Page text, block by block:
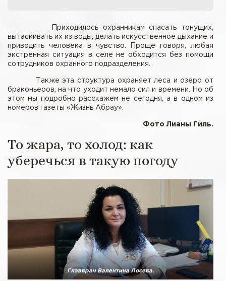
Приходилось охранникам спасать тонущих,
вытаскивать их из воды, делать искусственное дыхание и
приводить человека в чувство. Проще говоря, любая
экстренная ситуация в селе не обходится без помощи
сотрудников охранного подразделения.
Также эта структура охраняет леса и озеро от
браконьеров, на что уходит немало сил и времени. Но об
этом мы подробно расскажем не сегодня, а в одном из
номеров газеты «Жизнь Абрау».
Фото Лианы Гиль.
То жара, то холод: как
уберечься в такую погоду
Главврач Валентина Лосева.